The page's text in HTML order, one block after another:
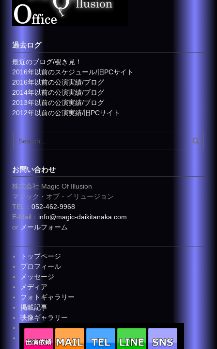
過去ログ
最近のブログ/覗き見！
2016年以前のスケジュール/旧PCサイト
2016年以前の公演実績/ブログ
2014年以前の公演実績/ブログ
2013年以前の公演実績/ブログ
2012年以前の公演実績/旧PCサイト
お問い合わせ
株式会社 Magic Of Illusion
マジック・オブ・イリュージョン
TEL： 052-462-9968
E-Mail： info@magic-daikitanaka.com
or メールフォーム
トップページ
プロフィール
メッセージ
メディア
フォトギャラリー
掲載記事
映像ギャラリー
お客様の声
お問い合わせ